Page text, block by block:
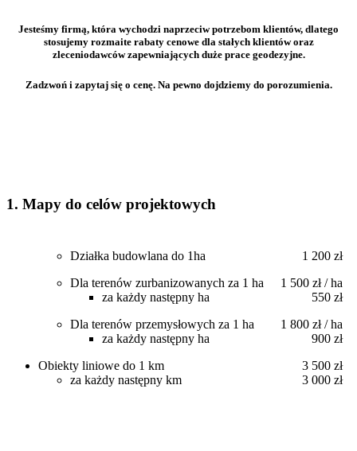
Jesteśmy firmą, która wychodzi naprzeciw potrzebom klientów, dlatego
stosujemy rozmaite rabaty cenowe dla stałych klientów oraz
zleceniodawców zapewniających duże prace geodezyjne.
Zadzwoń i zapytaj się o cenę. Na pewno dojdziemy do porozumienia.
1. Mapy do celów projektowych
Działka budowlana do 1ha
1 200 zł
Dla terenów zurbanizowanych za 1 ha
1 500 zł / ha
za każdy następny ha
550 zł
Dla terenów przemysłowych za 1 ha
1 800 zł / ha
za każdy następny ha
900 zł
Obiekty liniowe do 1 km
3 500 zł
za każdy następny km
3 000 zł